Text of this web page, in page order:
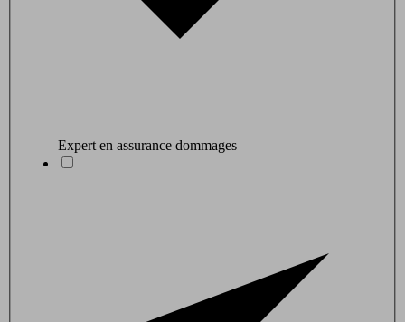
Expert en assurance dommages